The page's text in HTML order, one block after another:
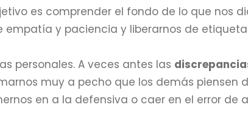
es comprender el fondo de lo que nos
empatía y paciencia y liberarnos de
personales. A veces antes las
muy a pecho que los demás piensen
en a la defensiva o caer en el error de